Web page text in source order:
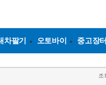
차팔기 오토바이 중고장터
조